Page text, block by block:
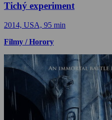
Tichý experiment
2014, USA, 95 min
Filmy / Horory